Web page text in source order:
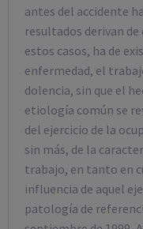
antes del accidente
resultados derivan
estos casos, ha de
enfermedad, el
dolencia, sin que el
etiología común se
del ejercicio de la
sin más, de la
trabajo, en tanto en
influencia de aquel
patología de